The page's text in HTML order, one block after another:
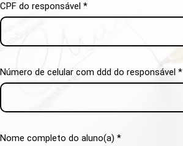
CPF do responsável *
Número de celular com ddd do responsável *
Nome completo do aluno(a) *